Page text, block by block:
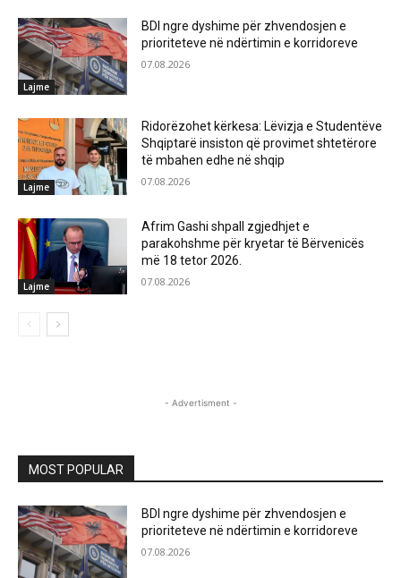
Lajme
BDI ngre dyshime për zhvendosjen e
prioriteteve në ndërtimin e korridoreve
07.08.2026
Lajme
Ridorëzohet kërkesa: Lëvizja e Studentëve
Shqiptarë insiston që provimet shtetërore
të mbahen edhe në shqip
07.08.2026
Lajme
Afrim Gashi shpall zgjedhjet e
parakohshme për kryetar të Bërvenicës
më 18 tetor 2026.
07.08.2026
- Advertisment -
MOST POPULAR
BDI ngre dyshime për zhvendosjen e
prioriteteve në ndërtimin e korridoreve
07.08.2026